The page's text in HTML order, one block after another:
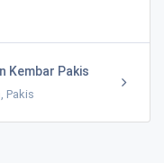
Kembar Pakis
Pakis